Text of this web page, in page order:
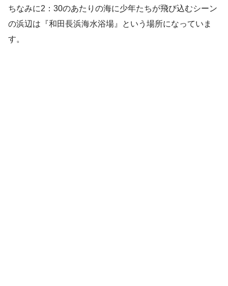
ちなみに2：30のあたりの海に少年たちが飛び込むシーン
の浜辺は『和田長浜海水浴場』という場所になっていま
す。